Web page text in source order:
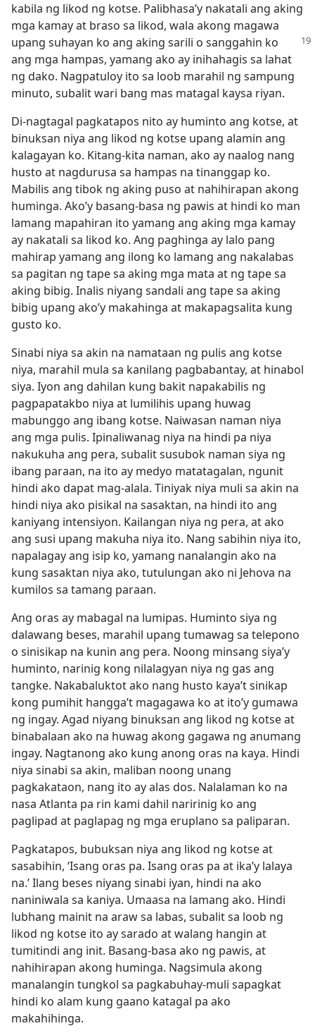
kabila ng likod ng kotse. Palibhasa’y nakatali ang aking
mga kamay at braso sa likod, wala akong magawa
upang suhayan ko ang aking sarili o sanggahin ko
ang mga hampas, yamang ako ay inihahagis sa lahat
ng dako. Nagpatuloy ito sa loob marahil ng sampung
minuto, subalit wari bang mas matagal kaysa riyan.
Di-nagtagal pagkatapos nito ay huminto ang kotse, at
binuksan niya ang likod ng kotse upang alamin ang
kalagayan ko. Kitang-kita naman, ako ay naalog nang
husto at nagdurusa sa hampas na tinanggap ko.
Mabilis ang tibok ng aking puso at nahihirapan akong
huminga. Ako’y basang-basa ng pawis at hindi ko man
lamang mapahiran ito yamang ang aking mga kamay
ay nakatali sa likod ko. Ang paghinga ay lalo pang
mahirap yamang ang ilong ko lamang ang nakalabas
sa pagitan ng tape sa aking mga mata at ng tape sa
aking bibig. Inalis niyang sandali ang tape sa aking
bibig upang ako’y makahinga at makapagsalita kung
gusto ko.
Sinabi niya sa akin na namataan ng pulis ang kotse
niya, marahil mula sa kanilang pagbabantay, at hinabol
siya. Iyon ang dahilan kung bakit napakabilis ng
pagpapatakbo niya at lumilihis upang huwag
mabunggo ang ibang kotse. Naiwasan naman niya
ang mga pulis. Ipinaliwanag niya na hindi pa niya
nakukuha ang pera, subalit susubok naman siya ng
ibang paraan, na ito ay medyo matatagalan, ngunit
hindi ako dapat mag-alala. Tiniyak niya muli sa akin na
hindi niya ako pisikal na sasaktan, na hindi ito ang
kaniyang intensiyon. Kailangan niya ng pera, at ako
ang susi upang makuha niya ito. Nang sabihin niya ito,
napalagay ang isip ko, yamang nanalangin ako na
kung sasaktan niya ako, tutulungan ako ni Jehova na
kumilos sa tamang paraan.
Ang oras ay mabagal na lumipas. Huminto siya ng
dalawang beses, marahil upang tumawag sa telepono
o sinisikap na kunin ang pera. Noong minsang siya’y
huminto, narinig kong nilalagyan niya ng gas ang
tangke. Nakabaluktot ako nang husto kaya’t sinikap
kong pumihit hangga’t magagawa ko at ito’y gumawa
ng ingay. Agad niyang binuksan ang likod ng kotse at
binabalaan ako na huwag akong gagawa ng anumang
ingay. Nagtanong ako kung anong oras na kaya. Hindi
niya sinabi sa akin, maliban noong unang
pagkakataon, nang ito ay alas dos. Nalalaman ko na
nasa Atlanta pa rin kami dahil naririnig ko ang
paglipad at paglapag ng mga eruplano sa paliparan.
Pagkatapos, bubuksan niya ang likod ng kotse at
sasabihin, ‘Isang oras pa. Isang oras pa at ika’y lalaya
na.’ Ilang beses niyang sinabi iyan, hindi na ako
naniniwala sa kaniya. Umaasa na lamang ako. Hindi
lubhang mainit na araw sa labas, subalit sa loob ng
likod ng kotse ito ay sarado at walang hangin at
tumitindi ang init. Basang-basa ako ng pawis, at
nahihirapan akong huminga. Nagsimula akong
manalangin tungkol sa pagkabuhay-muli sapagkat
hindi ko alam kung gaano katagal pa ako
makahihinga.